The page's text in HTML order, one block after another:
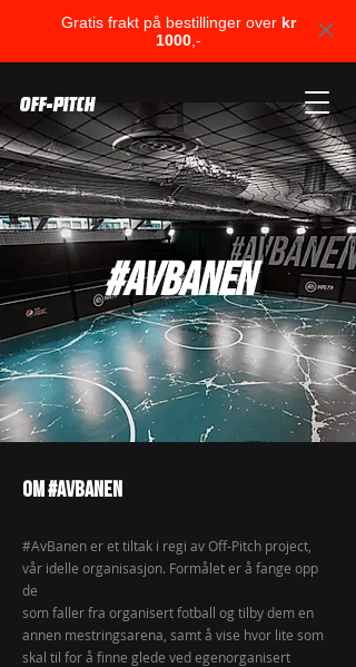
Gratis frakt på bestillinger over kr
1000,-
OFF-PITCH
#AVBANEN
OM #AVBANEN
#AvBanen er et tiltak i regi av Off-Pitch project,
vår idelle organisasjon. Formålet er å fange opp
de
som faller fra organisert fotball og tilby dem en
annen mestringsarena, samt å vise hvor lite som
skal til for å finne glede ved egenorganisert